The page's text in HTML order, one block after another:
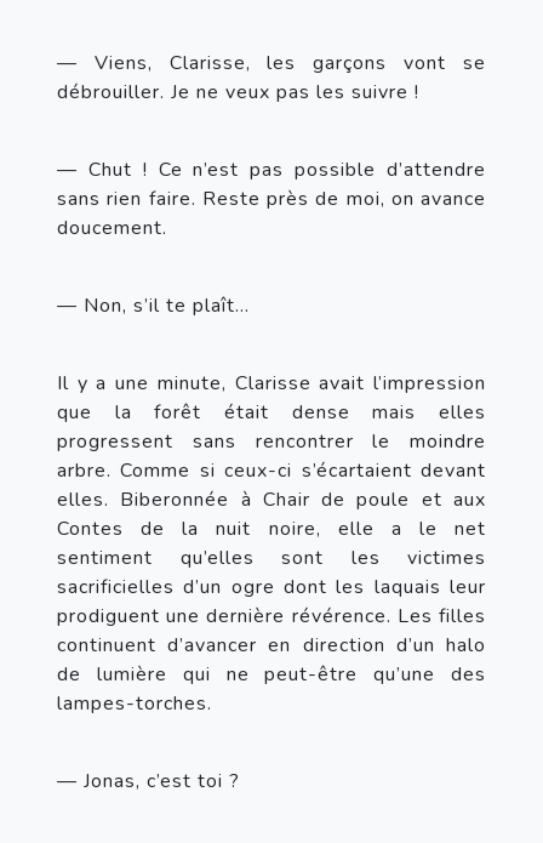
— Viens, Clarisse, les garçons vont se
débrouiller. Je ne veux pas les suivre !
— Chut ! Ce n’est pas possible d’attendre
sans rien faire. Reste près de moi, on avance
doucement.
— Non, s’il te plaît…
Il y a une minute, Clarisse avait l’impression
que la forêt était dense mais elles
progressent sans rencontrer le moindre
arbre. Comme si ceux-ci s’écartaient devant
elles. Biberonnée à Chair de poule et aux
Contes de la nuit noire, elle a le net
sentiment qu’elles sont les victimes
sacrificielles d’un ogre dont les laquais leur
prodiguent une dernière révérence. Les filles
continuent d’avancer en direction d’un halo
de lumière qui ne peut-être qu’une des
lampes-torches.
— Jonas, c’est toi ?